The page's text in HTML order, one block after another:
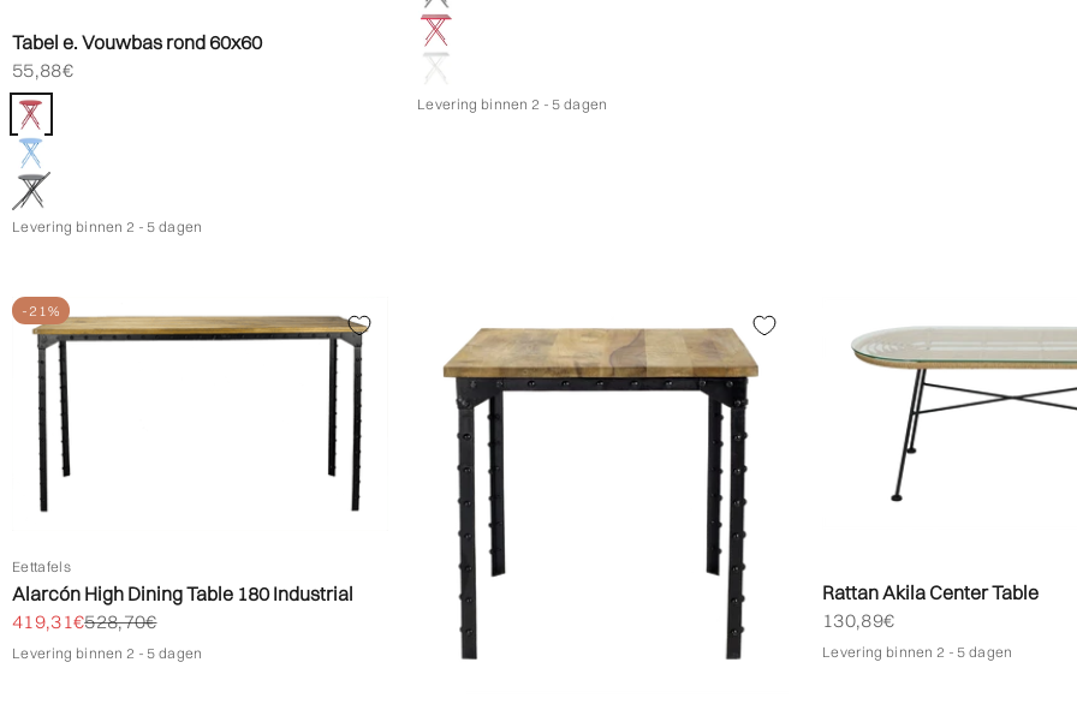
Tabel e. Vouwbas rond 60x60
Biedprijs aanbieden
55,88€
Kleur
Rood
Blauw
Zwart
Levering binnen 2 - 5 dagen
Rood
Wit
Levering binnen 2 - 5 dagen
-21%
Eettafels
Alarcón High Dining Table 180 Industrial
Biedprijs aanbieden
419,31€Normale prijs
528,70€
Levering binnen 2 - 5 dagen
Rattan Akila Center Table
Biedprijs aanbieden
130,89€
Levering binnen 2 - 5 dagen